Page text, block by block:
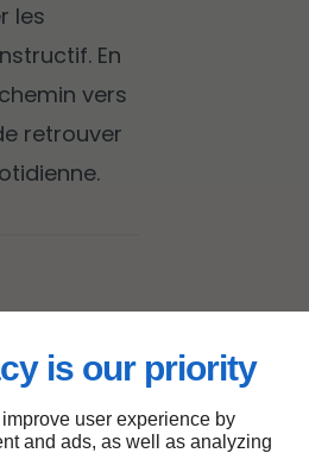
is our priority
user experience by
and ads, as well as analyzing
les
En
vers
retrouver
et